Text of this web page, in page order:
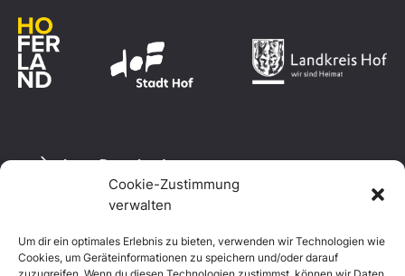
Cookie-Zustimmung
verwalten
Um dir ein optimales Erlebnis zu bieten, verwenden wir Technologien wie
Cookies, um Geräteinformationen zu speichern und/oder darauf
Logo Download
Datenschutzerklärung
Impressum